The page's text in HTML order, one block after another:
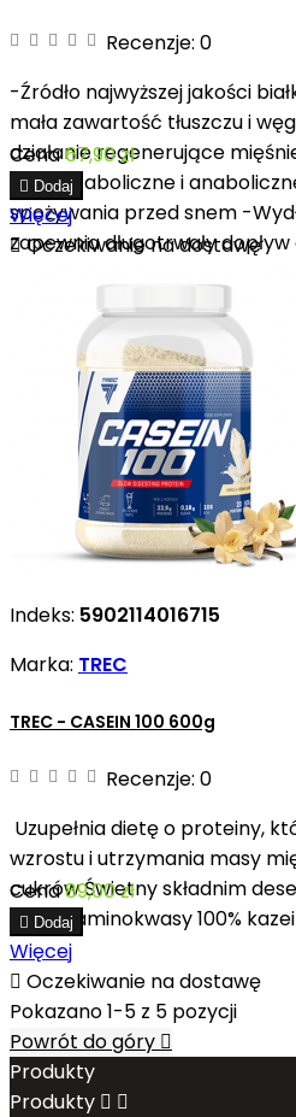
Recenzje: 0
-Źródło najwyższej jakości
mała zawartość tłuszczu i
działanie regenerujące
antykataboliczne i
spożywania przed snem -
zapewnia długotrwały
-Wspomaga budowanie
Cena67,90 zł
 Dodaj
Więcej
Oczekiwanie na dostawę
Indeks: 5902114016715
Marka: TREC
TREC - CASEIN 100 600g
Recenzje: 0
Uzupełnia dietę o proteiny,
wzrostu i utrzymania masy
cukrów Świetny składnim
ważne aminokwasy 100%
Cena89,00 zł
 Dodaj
Więcej
 Oczekiwanie na dostawę
Pokazano 1-5 z 5 pozycji
Powrót do góry 
Produkty
Produkty  